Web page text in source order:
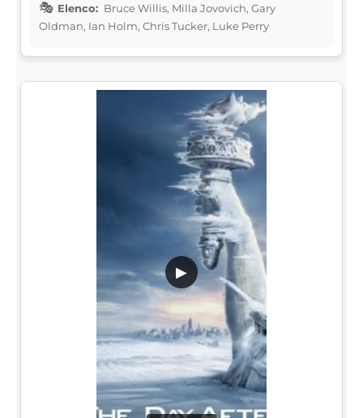
Elenco: Bruce Willis, Milla Jovovich, Gary
Oldman, Ian Holm, Chris Tucker, Luke Perry
▶